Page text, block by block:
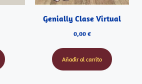
Genially Clase Virtual
0,00 €
Añadir al carrito